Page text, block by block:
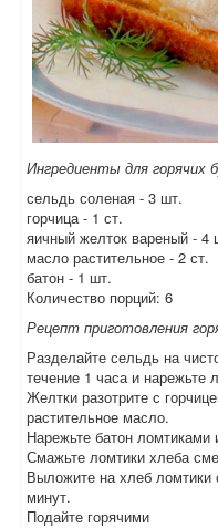
Ингредиенты для горячих
сельдь соленая - 3 шт.
горчица - 1 ст.
яичный желток вареный - 4
масло растительное - 2 ст.
батон - 1 шт.
Количество порций: 6
Рецепт приготовления
Разделайте сельдь на
течение 1 часа и нарежьте
Желтки разотрите с
растительное масло.
Нарежьте батон ломтиками
Смажьте ломтики хлеба
Выложите на хлеб ломтики
минут.
Подайте горячими